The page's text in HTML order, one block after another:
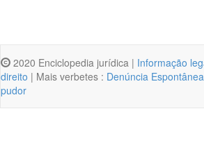
2020 Enciclopedia jurídica | Informação
direito | Mais verbetes : Denúncia Espontânea
pudor